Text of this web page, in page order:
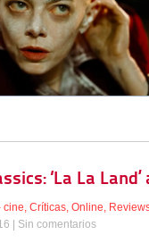
‘La La
cine, Críticas, Online,
| Sin comentarios